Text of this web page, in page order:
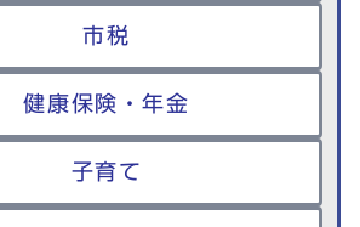
市税
健康保険・年金
子育て